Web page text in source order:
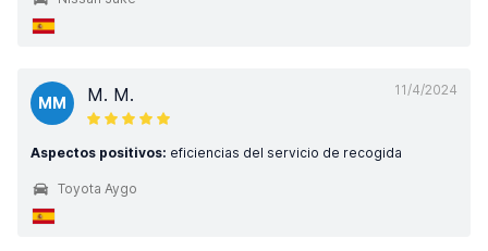
11/4/2024
MM M. M.
Aspectos positivos: eficiencias del servicio de recogida
Toyota Aygo